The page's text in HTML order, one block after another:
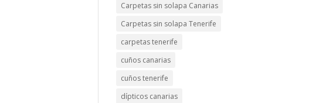
Carpetas sin solapa Canarias
Carpetas sin solapa Tenerife
carpetas tenerife
cuños canarias
cuños tenerife
dípticos canarias